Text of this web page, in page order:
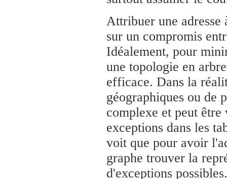
Attribuer une adresse
sur un compromis
Idéalement, pour
une topologie en
efficace. Dans la
géographiques ou de
complexe et peut
exceptions dans les
voit que pour avoir
graphe trouver la
d'exceptions